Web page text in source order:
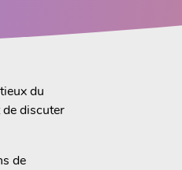
du
de discuter
de